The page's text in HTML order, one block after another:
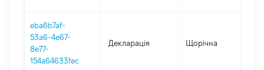
eba6b7af-
53a6-4e67-
8e77-
154a64633fec
Декларація Щорічна